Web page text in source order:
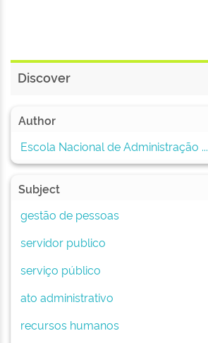
Discover
Author
Escola Nacional de Administração ...
Subject
gestão de pessoas
servidor publico
serviço público
ato administrativo
recursos humanos